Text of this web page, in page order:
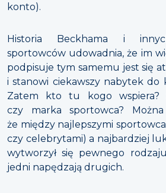
konto).
Historia Beckhama i
sportowców udowadnia, że im
podpisuje tym samemu jest się
i stanowi ciekawszy nabytek do
Zatem kto tu kogo wspiera?
czy marka sportowca? Można
że między najlepszymi
czy celebrytami) a najbardziej
wytworzył się pewnego
jedni napędzają drugich.